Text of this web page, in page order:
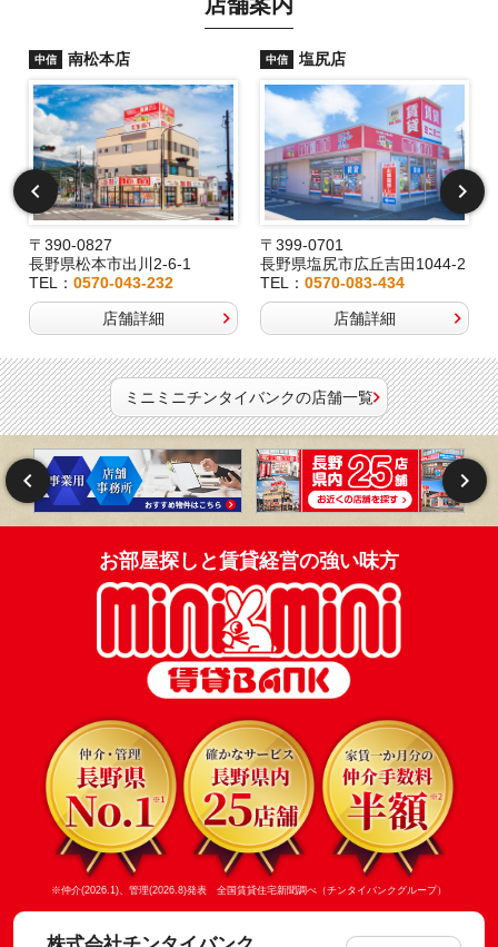
中信 南松本店
〒390-0827
長野県松本市出川2-6-1
TEL：0570-043-232
店舗詳細
中信 塩尻店
〒399-0701
長野県塩尻市広丘吉田1044-2
TEL： 0570-083-434
店舗詳細
ミニミニチンタイバンクの店舗一覧
お部屋探しと賃貸経営の強い味方
※仲介(2026.1)、管理(2026.8)発表 全国賃貸住宅新聞調べ（チンタイバンクグループ）